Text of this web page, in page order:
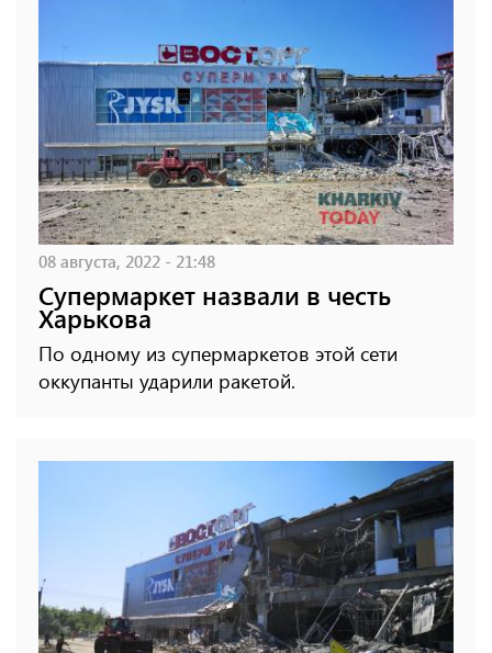
08 августа, 2022 - 21:48
Супермаркет назвали в честь
Харькова
По одному из супермаркетов этой сети
оккупанты ударили ракетой.